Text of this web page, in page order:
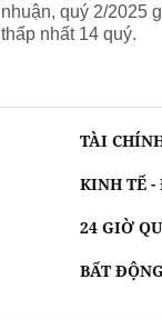
nhuận, quý 2/2025
thấp nhất 14 quý.
TÀI
KINH TẾ
24 GIỜ
BẤT